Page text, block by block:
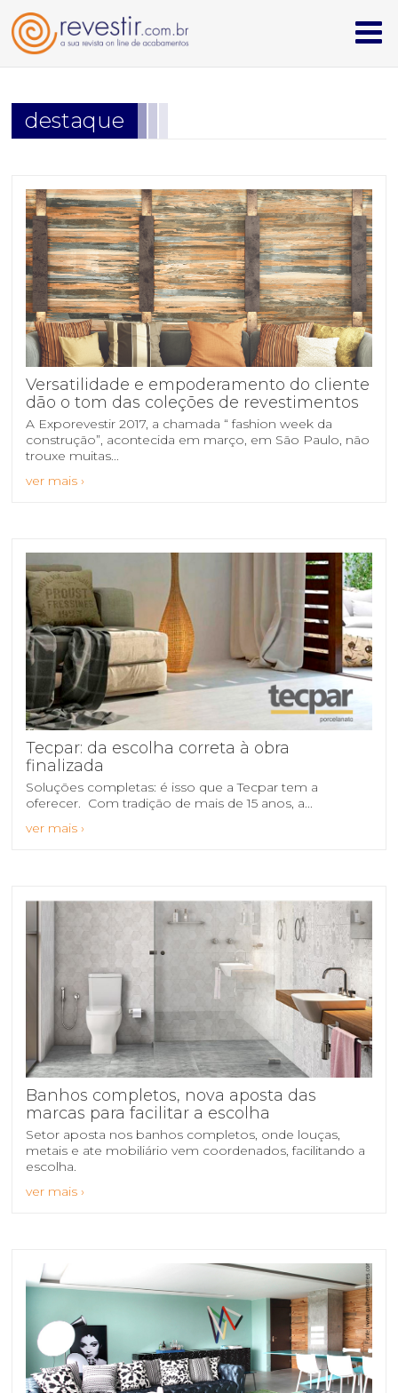
cerâmicas & revestimentos
louças & metais
mobiliário & design
têxteis
institucional
quem somos
sala de imprensa
contato
destaque
Versatilidade e empoderamento do cliente
dão o tom das coleções de revestimentos
A Exporevestir 2017, a chamada “ fashion week da
construção”, acontecida em março, em São Paulo, não
trouxe muitas...
ver mais ›
Tecpar: da escolha correta à obra
finalizada
Soluções completas: é isso que a Tecpar tem a
oferecer. ​ Com tradição de mais de 15 anos, a...
ver mais ›
Banhos completos, nova aposta das
marcas para facilitar a escolha
Setor aposta nos banhos completos, onde louças,
metais e ate mobiliário vem coordenados, facilitando a
escolha.
ver mais ›